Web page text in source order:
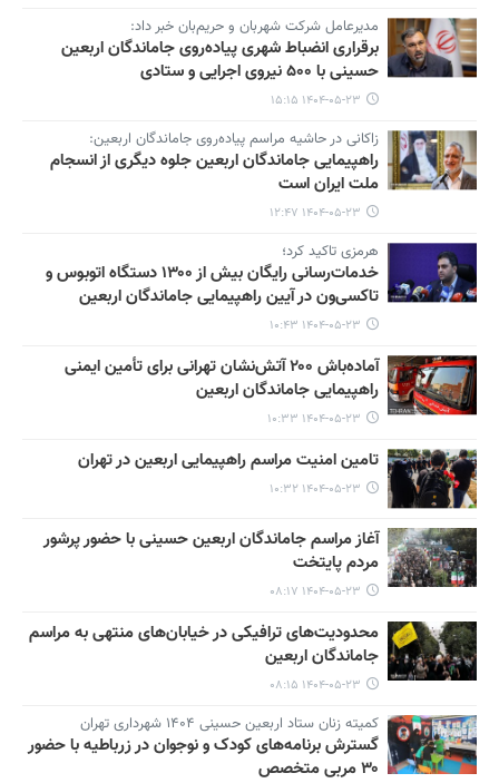
مدیرعامل شرکت شهربان و حریم‌بان خبر داد:
برقراری انضباط شهری پیاده‌روی جاماندگان اربعین
حسینی با ۵۰۰ نیروی اجرایی و ستادی
۱۴۰۴-۰۵-۲۳ ۱۵:۱۵
زاکانی در حاشیه مراسم پیاده‌روی جاماندگان اربعین:
راهپیمایی جاماندگان اربعین جلوه دیگری از انسجام
ملت ایران است
۱۴۰۴-۰۵-۲۳ ۱۲:۴۷
هرمزی تاکید کرد؛
خدمات‌رسانی رایگان بیش از ۱۳۰۰ دستگاه اتوبوس و
تاکسی‌ون در آیین راهپیمایی جاماندگان اربعین
۱۴۰۴-۰۵-۲۳ ۱۰:۴۳
آماده‌باش ۲۰۰ آتش‌نشان تهرانی برای تأمین ایمنی
راهپیمایی جاماندگان اربعین
۱۴۰۴-۰۵-۲۳ ۱۰:۳۳
تامین امنیت مراسم راهپیمایی اربعین در تهران
۱۴۰۴-۰۵-۲۳ ۱۰:۳۲
آغاز مراسم جاماندگان اربعین حسینی با حضور پرشور
مردم پایتخت
۱۴۰۴-۰۵-۲۳ ۰۸:۱۷
محدودیت‌های ترافیکی در خیابان‌های منتهی به مراسم
جاماندگان اربعین
۱۴۰۴-۰۵-۲۳ ۰۸:۱۵
کمیته زنان ستاد اربعین حسینی ۱۴۰۴ شهرداری تهران
گسترش برنامه‌های کودک و نوجوان در زرباطیه با حضور
۳۰ مربی متخصص